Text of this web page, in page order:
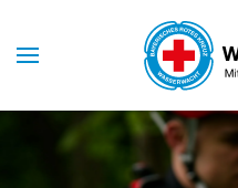
Skip to main content